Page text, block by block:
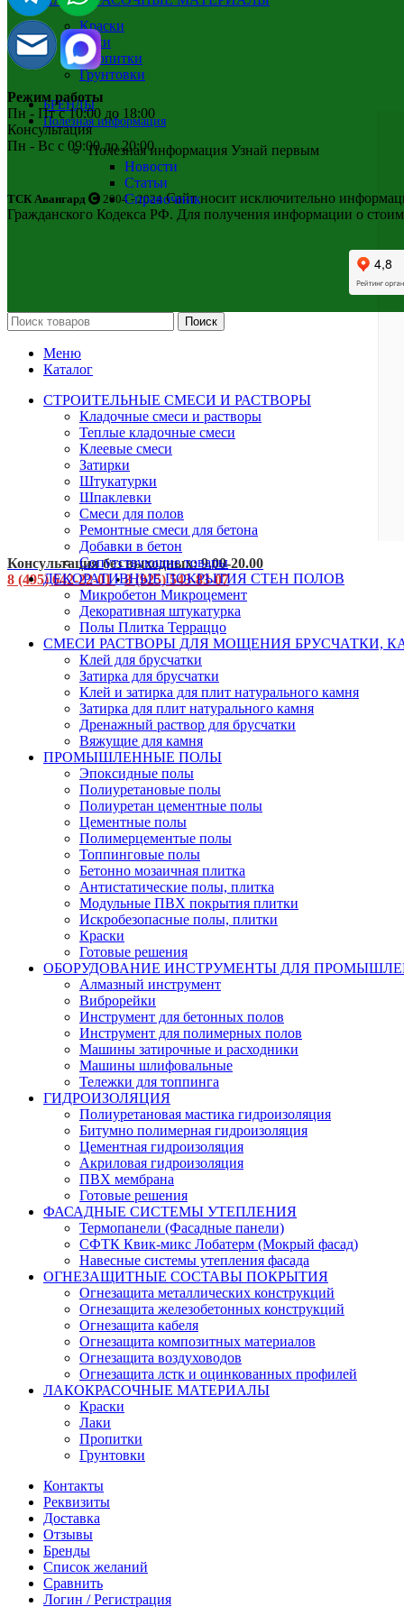
Краски
Лаки
Пропитки
Грунтовки
БРЕНДЫ
Полезная информация
Полезная информация Узнай первым
Новости
Статьи
Справочник
Консультация без выходных: 9.00-20.00
8 (495) 642-22-01•8 (925) 543-83-07
Режим работы
Пн - Пт с 10:00 до 18:00
Консультация
Пн - Вс с 09:00 до 20:00
ТСК Авангард 2004 - 2024Сайт носит исключительно
Гражданского Кодекса РФ. Для получения информации о
Поиск
Меню
Каталог
СТРОИТЕЛЬНЫЕ СМЕСИ И РАСТВОРЫ
Кладочные смеси и растворы
Теплые кладочные смеси
Клеевые смеси
Затирки
Штукатурки
Шпаклевки
Смеси для полов
Ремонтные смеси для бетона
Добавки в бетон
Сопутствующие товары
ДЕКОРАТИВНЫЕ ПОКРЫТИЯ СТЕН ПОЛОВ
Микробетон Микроцемент
Декоративная штукатурка
Полы Плитка Терраццо
СМЕСИ РАСТВОРЫ ДЛЯ МОЩЕНИЯ БРУСЧАТКИ,
Клей для брусчатки
Затирка для брусчатки
Клей и затирка для плит натурального камня
Затирка для плит натурального камня
Дренажный раствор для брусчатки
Вяжущие для камня
ПРОМЫШЛЕННЫЕ ПОЛЫ
Эпоксидные полы
Полиуретановые полы
Полиуретан цементные полы
Цементные полы
Полимерцементые полы
Топпинговые полы
Бетонно мозаичная плитка
Антистатические полы, плитка
Модульные ПВХ покрытия плитки
Искробезопасные полы, плитки
Краски
Готовые решения
ОБОРУДОВАНИЕ ИНСТРУМЕНТЫ ДЛЯ
Алмазный инструмент
Виброрейки
Инструмент для бетонных полов
Инструмент для полимерных полов
Машины затирочные и расходники
Машины шлифовальные
Тележки для топпинга
ГИДРОИЗОЛЯЦИЯ
Полиуретановая мастика гидроизоляция
Битумно полимерная гидроизоляция
Цементная гидроизоляция
Акриловая гидроизоляция
ПВХ мембрана
Готовые решения
ФАСАДНЫЕ СИСТЕМЫ УТЕПЛЕНИЯ
Термопанели (Фасадные панели)
СФТК Квик-микс Лобатерм (Мокрый фасад)
Навесные системы утепления фасада
ОГНЕЗАЩИТНЫЕ СОСТАВЫ ПОКРЫТИЯ
Огнезащита металлических конструкций
Огнезащита железобетонных конструкций
Огнезащита кабеля
Огнезащита композитных материалов
Огнезащита воздуховодов
Огнезащита лстк и оцинкованных профилей
ЛАКОКРАСОЧНЫЕ МАТЕРИАЛЫ
Краски
Лаки
Пропитки
Грунтовки
Контакты
Реквизиты
Доставка
Отзывы
Бренды
Список желаний
Сравнить
Логин / Регистрация